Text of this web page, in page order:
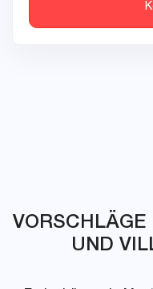
VORSCHLÄGE
UND